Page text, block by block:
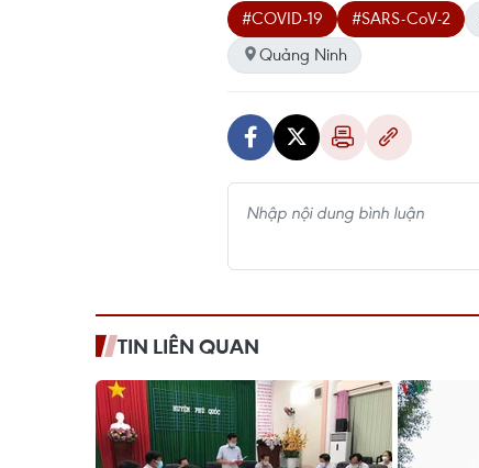
#COVID-19 #SARS-CoV-2
Quảng Ninh
TIN LIÊN QUAN